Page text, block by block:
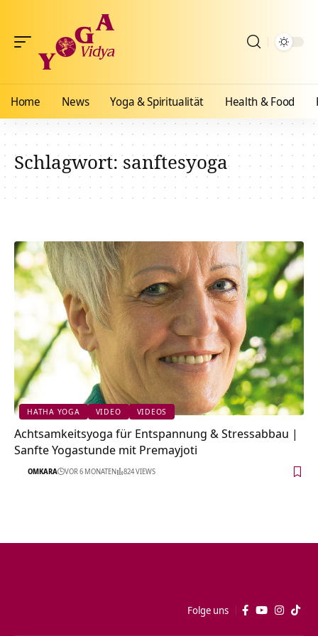
Home News Yoga & Spiritualität Health & Food
Schlagwort:sanftesyoga
HATHA YOGA VIDEO VIDEOS
Achtsamkeitsyoga für Entspannung & Stressabbau |
Sanfte Yogastunde mit Premayjoti
OMKARA VOR 6 MONATEN 824 VIEWS
Folge uns